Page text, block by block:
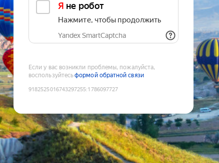
Я не робот
Нажмите, чтобы продолжить
Yandex SmartCaptcha
Если у вас возникли проблемы, пожалуйста,
воспользуйтесьформой обратной связи
9182525016743297255:1786097727